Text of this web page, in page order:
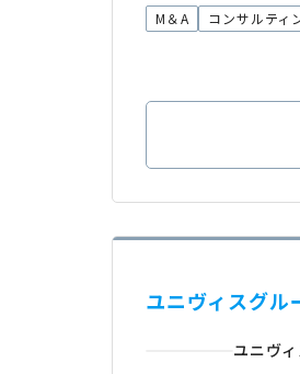
M＆A コンサルティ
ユニヴィスグル
ユニヴ